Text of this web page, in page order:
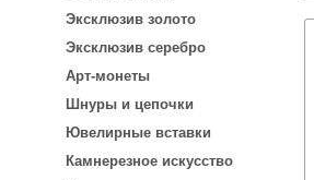
Эксклюзив золото
Эксклюзив серебро
Арт-монеты
Шнуры и цепочки
Ювелирные вставки
Камнерезное искусство